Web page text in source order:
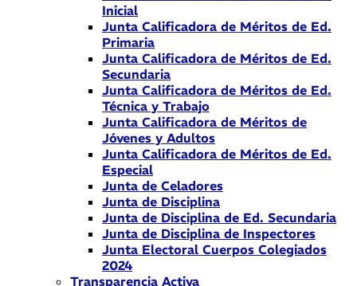
Inicial
Junta Calificadora de Méritos de Ed.
Primaria
Junta Calificadora de Méritos de Ed.
Secundaria
Junta Calificadora de Méritos de Ed.
Técnica y Trabajo
Junta Calificadora de Méritos de
Jóvenes y Adultos
Junta Calificadora de Méritos de Ed.
Especial
Junta de Celadores
Junta de Disciplina
Junta de Disciplina de Ed. Secundaria
Junta de Disciplina de Inspectores
Junta Electoral Cuerpos Colegiados
2024
Transparencia Activa